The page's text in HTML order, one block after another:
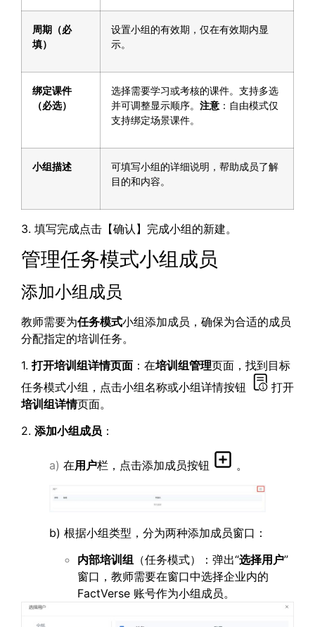
周期（必
填）
设置小组的有效期，仅在有效期内显
示。
绑定课件
（必选）
选择需要学习或考核的课件。支持多选
并可调整显示顺序。 注意 ：自由模式仅
支持绑定场景课件。
小组描述
可填写小组的详细说明，帮助成员了解
目的和内容。
3. 填写完成点击【确认】完成小组的新建。
管理任务模式小组成员
添加小组成员
教师需要为任务模式小组添加成员，确保为合适的成员
分配指定的培训任务。
1.打开培训组详情页面 ：在培训组管理页面，找到目标
任务模式小组，点击小组名称或小组详情按钮
打开
培训组详情页面。
2. 添加小组成员 ：
a) 在用户栏，点击添加成员按钮 。
b) 根据小组类型，分为两种添加成员窗口：
内部培训组 （任务模式）：弹出“选择用户”
窗口，教师需要在窗口中选择企业内的
FactVerse 账号作为小组成员。